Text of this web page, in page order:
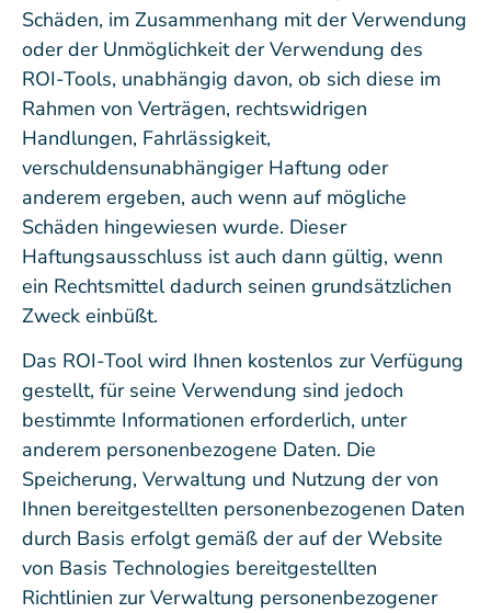
Schäden, im Zusammenhang mit der Verwendung
oder der Unmöglichkeit der Verwendung des
ROI-Tools, unabhängig davon, ob sich diese im
Rahmen von Verträgen, rechtswidrigen
Handlungen, Fahrlässigkeit,
verschuldensunabhängiger Haftung oder
anderem ergeben, auch wenn auf mögliche
Schäden hingewiesen wurde. Dieser
Haftungsausschluss ist auch dann gültig, wenn
ein Rechtsmittel dadurch seinen grundsätzlichen
Zweck einbüßt.
Das ROI-Tool wird Ihnen kostenlos zur Verfügung
gestellt, für seine Verwendung sind jedoch
bestimmte Informationen erforderlich, unter
anderem personenbezogene Daten. Die
Speicherung, Verwaltung und Nutzung der von
Ihnen bereitgestellten personenbezogenen Daten
durch Basis erfolgt gemäß der auf der Website
von Basis Technologies bereitgestellten
Richtlinien zur Verwaltung personenbezogener